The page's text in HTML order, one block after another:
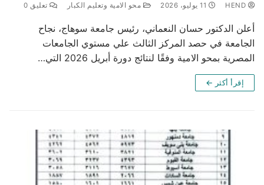
11 يوليو، 2026 محو الامية وتعليم الكبار تعليق 0
أعلن الدكتور حسان النعماني، رئيس جامعة سوهاج، نجاح
الجامعة في حصد المركز الثالث علي مستوي الجامعات
المصرية بمحو الامية وفقًا لنتائج دورة أبريل 2026 التي…
إقرأ أكثر ←